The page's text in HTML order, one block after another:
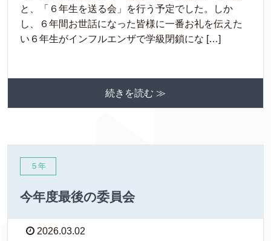
と、「６年生を送る会」を行う予定でした。しか
し、６年間お世話になった皆様に一番お礼を伝えた
い６年生がインフルエンザで学級閉鎖にな […]
続きを読む ≫
５年
今年度最後の委員会
2026.03.02